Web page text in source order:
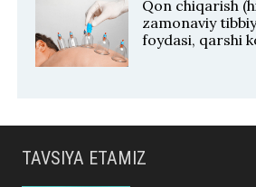
Qon chiqarish
zamonaviy
foydasi, qarshi
TAVSIYA ETAMIZ